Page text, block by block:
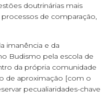
doutrinárias mais
de comparação,
imanência e da
Budismo pela escola de
da própria comunidade
de aproximação [com o
pecualiaridades-chave